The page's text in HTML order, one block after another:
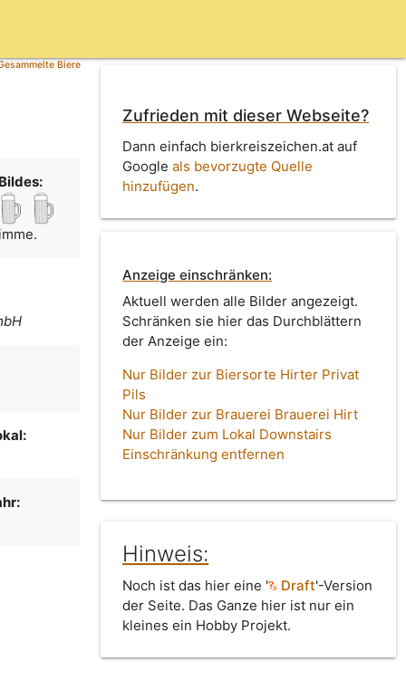
Biere
Zufrieden mit dieser Webseite?
Dann einfach bierkreiszeichen.at auf
Googleals bevorzugte Quelle
hinzufügen.
Anzeige einschränken:
Aktuell werden alle Bilder angezeigt.
Schränken sie hier das Durchblättern
der Anzeige ein:
Nur Bilder zur Biersorte Hirter Privat
Pils
Nur Bilder zur Brauerei Brauerei Hirt
Nur Bilder zum Lokal Downstairs
Einschränkung entfernen
Hinweis:
Noch ist das hier eine ' Draft'-Version
der Seite. Das Ganze hier ist nur ein
kleines ein Hobby Projekt.